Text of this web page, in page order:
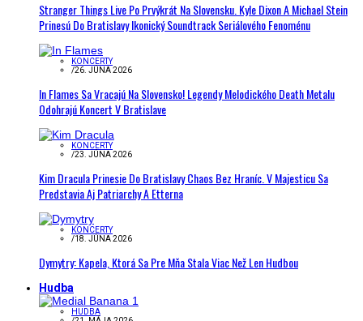
Stranger Things Live Po Prvýkrát Na Slovensku. Kyle Dixon A Michael Stein
Prinesú Do Bratislavy Ikonický Soundtrack Seriálového Fenoménu
KONCERTY
/26. JÚNA 2026
In Flames Sa Vracajú Na Slovensko! Legendy Melodického Death Metalu
Odohrajú Koncert V Bratislave
KONCERTY
/23. JÚNA 2026
Kim Dracula Prinesie Do Bratislavy Chaos Bez Hraníc. V Majesticu Sa
Predstavia Aj Patriarchy A Etterna
KONCERTY
/18. JÚNA 2026
Dymytry: Kapela, Ktorá Sa Pre Mňa Stala Viac Než Len Hudbou
Hudba
HUDBA